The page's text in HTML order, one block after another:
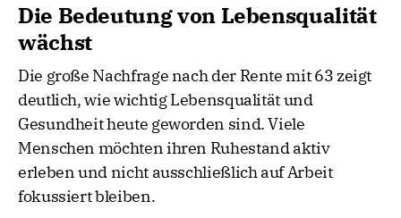
Die Bedeutung von Lebensqualität
wächst
Die große Nachfrage nach der Rente mit 63 zeigt
deutlich, wie wichtig Lebensqualität und
Gesundheit heute geworden sind. Viele
Menschen möchten ihren Ruhestand aktiv
erleben und nicht ausschließlich auf Arbeit
fokussiert bleiben.